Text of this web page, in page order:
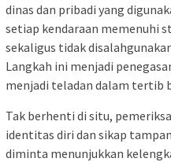
dinas dan pribadi yang
setiap kendaraan memenuhi
sekaligus tidak
Langkah ini menjadi
menjadi teladan dalam tertib
Tak berhenti di situ,
identitas diri dan sikap
diminta menunjukkan